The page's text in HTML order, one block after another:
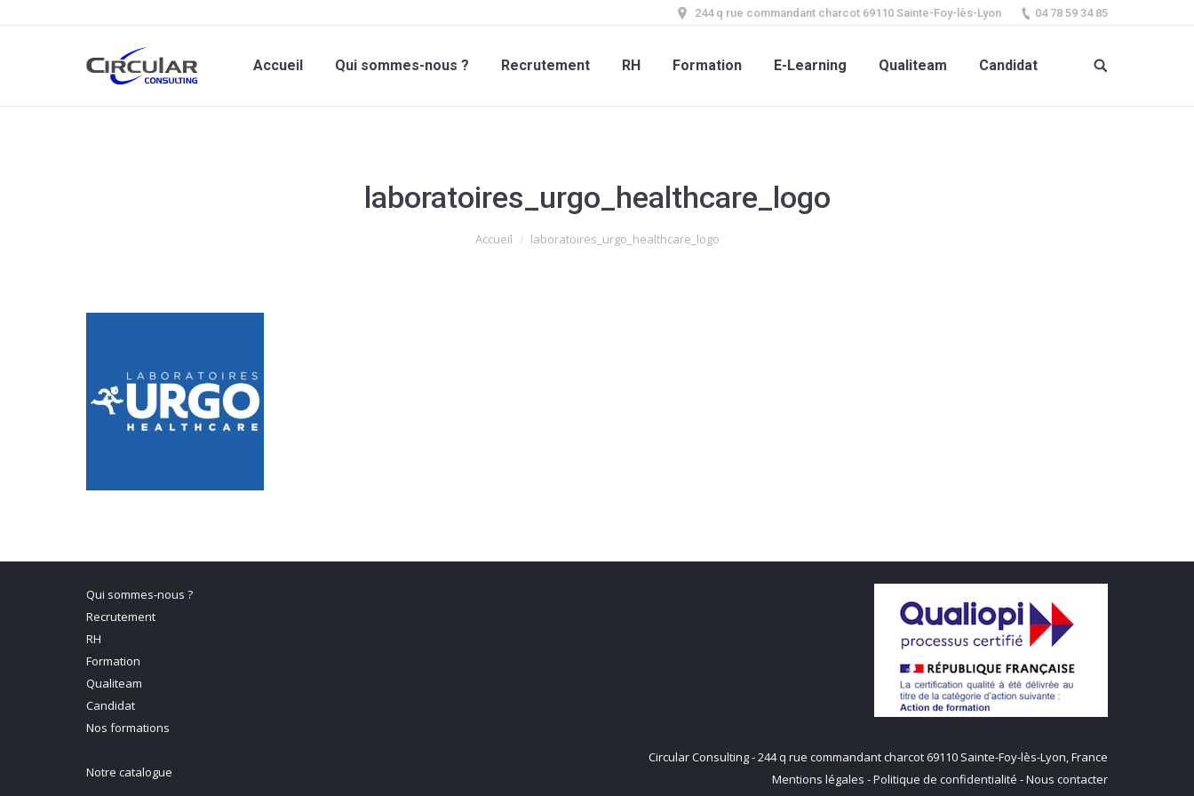
244 q rue commandant charcot 69110 Sainte-Foy-lès-Lyon 04 78 59 34 85
Accueil Qui sommes-nous ? Recrutement RH Formation E-Learning Qualiteam Candidat
laboratoires_urgo_healthcare_logo
Accueil laboratoires_urgo_healthcare_logo
Qui sommes-nous ?
Recrutement
RH
Formation
Qualiteam
Candidat
Nos formations
Notre catalogue
Circular Consulting - 244 q rue commandant charcot 69110 Sainte-Foy-lès-Lyon, France
Mentions légales -Politique de confidentialité -Nous contacter